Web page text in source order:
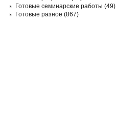
Готовые семинарские работы (49)
Готовые разное (867)